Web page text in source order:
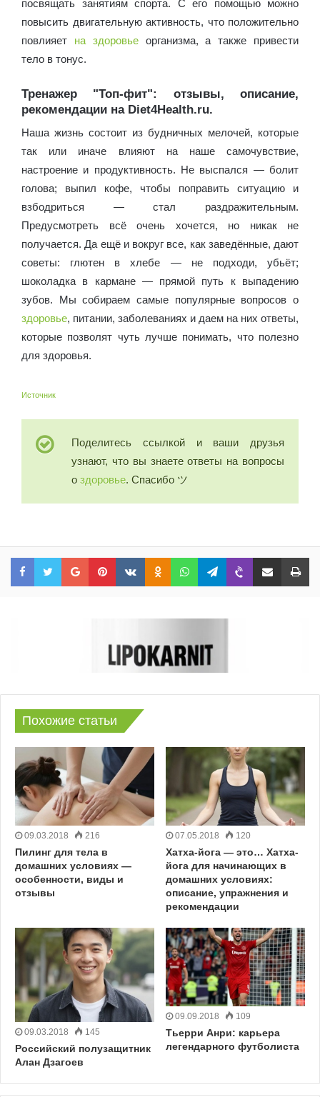
посвящать занятиям спорта. С его помощью можно
повысить двигательную активность, что положительно
повлияет на здоровьеорганизма, а также привести
тело в тонус.
Тренажер "Топ-фит": отзывы, описание,
рекомендации на Diet4Health.ru.
Наша жизнь состоит из будничных мелочей, которые
так или иначе влияют на наше самочувствие,
настроение и продуктивность. Не выспался — болит
голова; выпил кофе, чтобы поправить ситуацию и
взбодриться — стал раздражительным.
Предусмотреть всё очень хочется, но никак не
получается. Да ещё и вокруг все, как заведённые, дают
советы: глютен в хлебе — не подходи, убьёт;
шоколадка в кармане — прямой путь к выпадению
зубов. Мы собираем самые популярные вопросов о
здоровье, питании, заболеваниях и даем на них ответы,
которые позволят чуть лучше понимать, что полезно
для здоровья.
Источник
Поделитесь ссылкой и ваши друзья
узнают, что вы знаете ответы на вопросы
о здоровье. Спасибо ツ
Facebook Twitter Google+ Pinterest VKontakte Odnoklassniki WhatsApp Telegram Viber Share via Email
Похожие статьи
09.03.2018 216
Пилинг для тела в
домашних условиях —
особенности, виды и
отзывы
07.05.2018 120
Хатха-йога — это… Хатха-
йога для начинающих в
домашних условиях:
описание, упражнения и
рекомендации
09.03.2018 145
Российский полузащитник
Алан Дзагоев
09.09.2018 109
Тьерри Анри: карьера
легендарного футболиста